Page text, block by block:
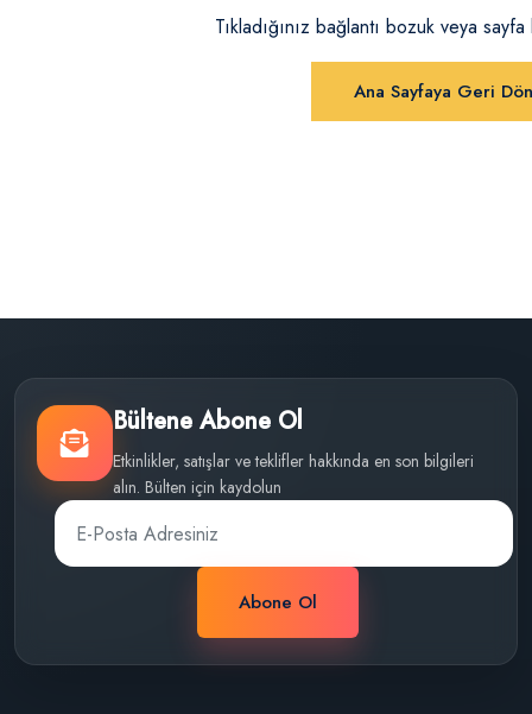
Tıkladığınız bağlantı bozuk veya sayfa
Ana Sayfaya Geri Dön
Bültene Abone Ol
Etkinlikler, satışlar ve teklifler hakkında en son bilgileri
alın. Bülten için kaydolun
Abone Ol